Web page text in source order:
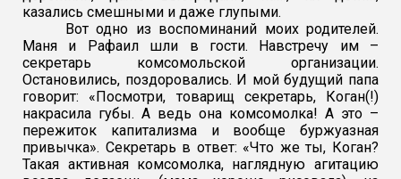
казались смешными и даже глупыми.
Вот одно из воспоминаний моих родителей.
Маня и Рафаил шли в гости. Навстречу им –
секретарь комсомольской организации.
Остановились, поздоровались. И мой будущий папа
говорит: «Посмотри, товарищ секретарь, Коган(!)
накрасила губы. А ведь она комсомолка! А это –
пережиток капитализма и вообще буржуазная
привычка». Секретарь в ответ: «Что же ты, Коган?
Такая активная комсомолка, наглядную агитацию